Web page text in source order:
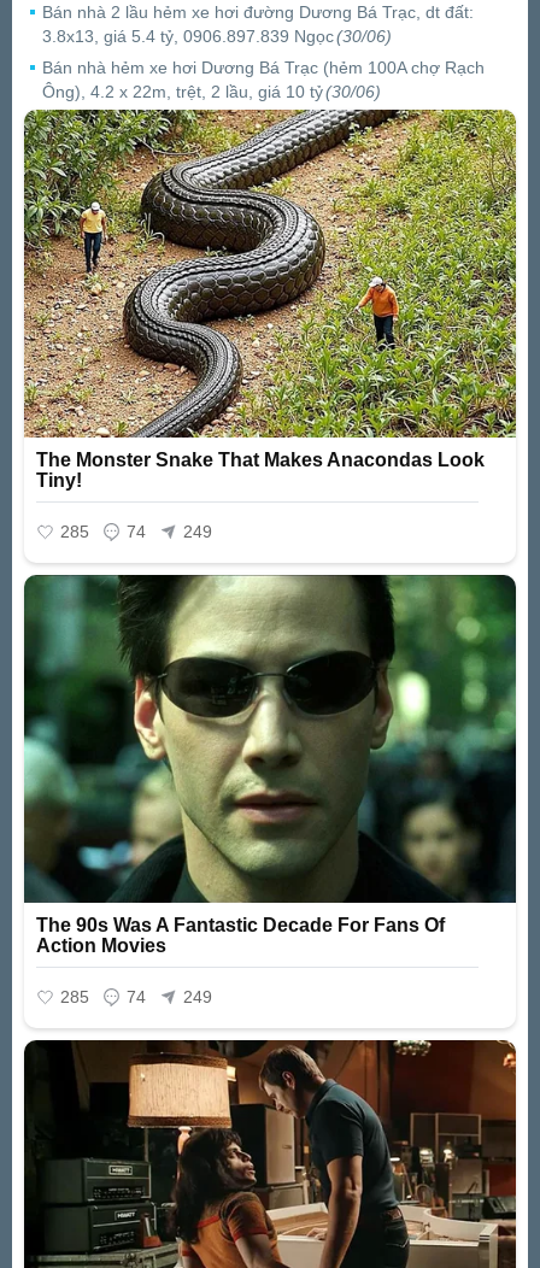
Bán nhà 2 lầu hẻm xe hơi đường Dương Bá Trạc, dt đất:
3.8x13, giá 5.4 tỷ, 0906.897.839 Ngọc(30/06)
Bán nhà hẻm xe hơi Dương Bá Trạc (hẻm 100A chợ Rạch
Ông), 4.2 x 22m, trệt, 2 lầu, giá 10 tỷ(30/06)